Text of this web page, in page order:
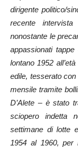
dirigente politico/
recente
nonostante le
appassionati
lontano 1952
edile, tesserato
mensile tramite
D’Alete – è stato
sciopero indetta
settimane di lotte
1954 al 1960, per